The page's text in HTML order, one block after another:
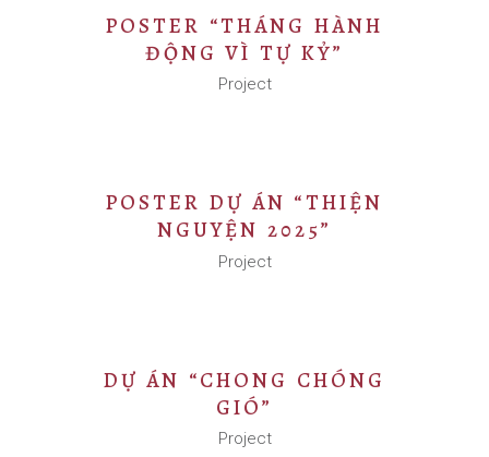
POSTER “THÁNG HÀNH
ĐỘNG VÌ TỰ KỶ”
Project
POSTER DỰ ÁN “THIỆN
NGUYỆN 2025”
Project
DỰ ÁN “CHONG CHÓNG
GIÓ”
Project